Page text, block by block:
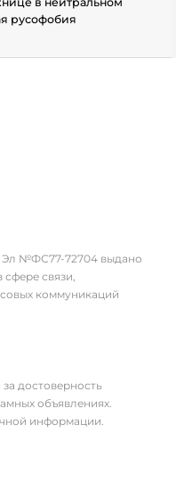
русофобия
Эл №ФС77-72704 выдано
связи,
коммуникаций
достоверность
объявлениях.
информации.